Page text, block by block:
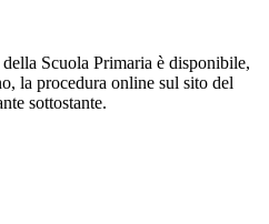
Scuola Primaria è disponibile,
la procedura online sul sito del
sottostante.